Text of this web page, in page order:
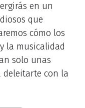
en un
que
cómo los
la musicalidad
solo unas
deleitarte con la